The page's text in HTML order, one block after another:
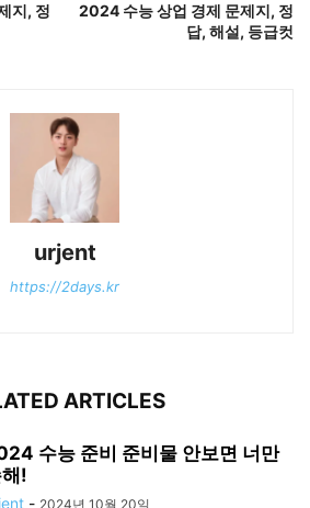
지, 정
2024 수능 상업 경제 문제지, 정
답, 해설, 등급컷
urjent
https://2days.kr
ARTICLES
수능 준비 준비물 안보면 너만
!
- 2024년 10월 20일